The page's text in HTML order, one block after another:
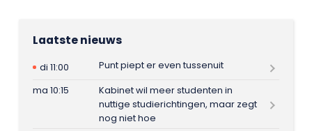
Laatste nieuws
di 11:00
Punt piept er even tussenuit
ma 10:15
Kabinet wil meer studenten in
nuttige studierichtingen, maar zegt
nog niet hoe